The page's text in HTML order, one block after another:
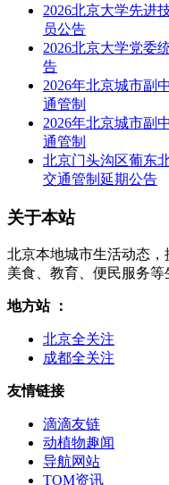
2026北京大学先进
员公告
2026北京大学党委
告
2026年北京城市副
通管制
2026年北京城市副
通管制
北京门头沟区葡东
交通管制延期公告
关于本站
北京本地城市生活动态，
美食、教育、便民服务等
地方站 ：
北京全关注
成都全关注
友情链接
滴滴友链
动植物趣闻
导航网站
TOM资讯